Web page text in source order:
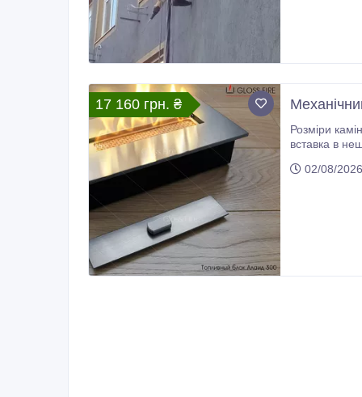
17 160 грн. ₴
Розміри каміна: 300х150х65, мм Довжина лінії вогню:
вставка в неширокі, виконані з негорючих матеріалів стіни, ніші, мармурові або кам'яні
02/08/2026